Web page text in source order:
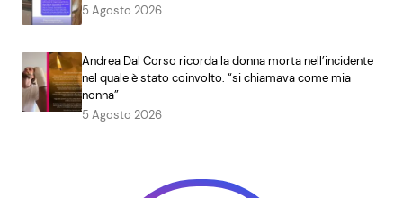
5 Agosto 2026
Andrea Dal Corso ricorda la donna morta nell’incidente
nel quale è stato coinvolto: “si chiamava come mia
nonna”
5 Agosto 2026